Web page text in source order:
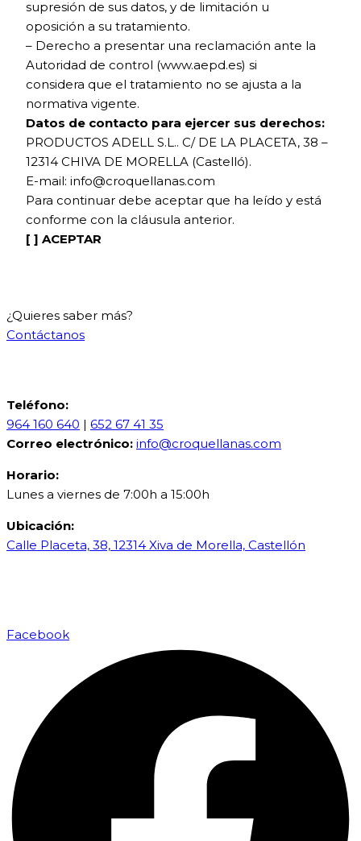
supresión de sus datos, y de limitación u
oposición a su tratamiento.
– Derecho a presentar una reclamación ante la
Autoridad de control (www.aepd.es) si
considera que el tratamiento no se ajusta a la
normativa vigente.
Datos de contacto para ejercer sus derechos:
PRODUCTOS ADELL S.L.. C/ DE LA PLACETA, 38 –
12314 CHIVA DE MORELLA (Castelló).
E-mail: info@croquellanas.com
Para continuar debe aceptar que ha leído y está
conforme con la cláusula anterior.
[ ] ACEPTAR
¿Quieres saber más?
Contáctanos
Teléfono:
964 160 640 | 652 67 41 35
Correo electrónico: info@croquellanas.com
Horario:
Lunes a viernes de 7:00h a 15:00h
Ubicación:
Calle Placeta, 38, 12314 Xiva de Morella, Castellón
Facebook